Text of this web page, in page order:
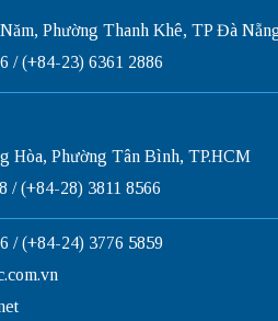
Phường Thanh Khê, TP Đà
/ (+84-23) 6361 2886
Hòa, Phường Tân Bình, TP.HCM
/ (+84-28) 3811 8566
/ (+84-24) 3776 5859